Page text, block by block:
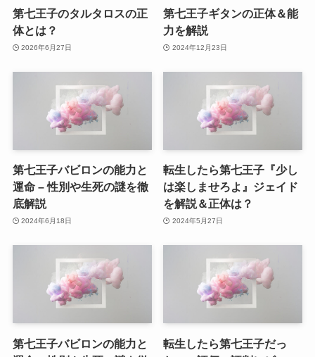
第七王子のタルタロスの正
体とは？
2026年6月27日
第七王子ギタンの正体＆能
力を解説
2024年12月23日
第七王子バビロンの能力と
運命 – 性別や生死の謎を徹
底解説
2024年6月18日
転生したら第七王子『少し
は楽しませろよ』ジェイド
を解説＆正体は？
2024年5月27日
第七王子バビロンの能力と
転生したら第七王子だっ